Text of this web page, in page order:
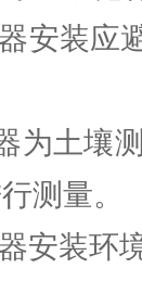
装应避
土壤测
测量。
装环境